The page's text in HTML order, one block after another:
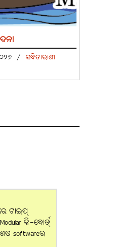
/ ସବିତାରାଣୀ
ଟାଇପ୍
କି-ବୋର୍ଡ୍
softwareର